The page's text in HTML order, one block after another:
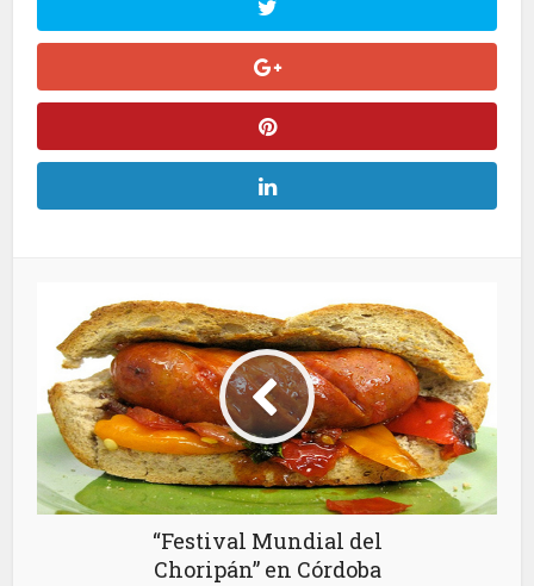
“Festival Mundial del
Choripán” en Córdoba